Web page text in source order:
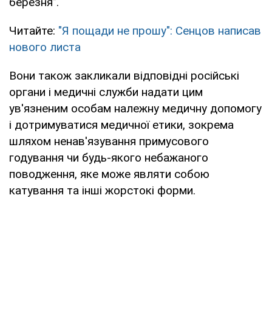
Читайте: "Я пощади не прошу": Сенцов написав
нового листа
Вони також закликали відповідні російські
органи і медичні служби надати цим
ув'язненим особам належну медичну допомогу
і дотримуватися медичної етики, зокрема
шляхом ненав'язування примусового
годування чи будь-якого небажаного
поводження, яке може являти собою
катування та інші жорстокі форми.